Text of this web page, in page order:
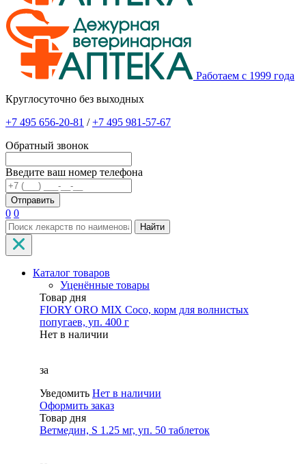
Работаем с 1999 года
Круглосуточно без выходных
+7 495 656-20-81 /+7 495 981-57-67
Обратный звонок
Введите ваш номер телефона
0 0
Найти
Каталог товаров
Уценённые товары
Товар дня
FIORY ORO MIX Coco, корм для волнистых
попугаев, уп. 400 г
Нет в наличии
за
Уведомить Нет в наличии
Оформить заказ
Товар дня
Ветмедин, S 1.25 мг, уп. 50 таблеток